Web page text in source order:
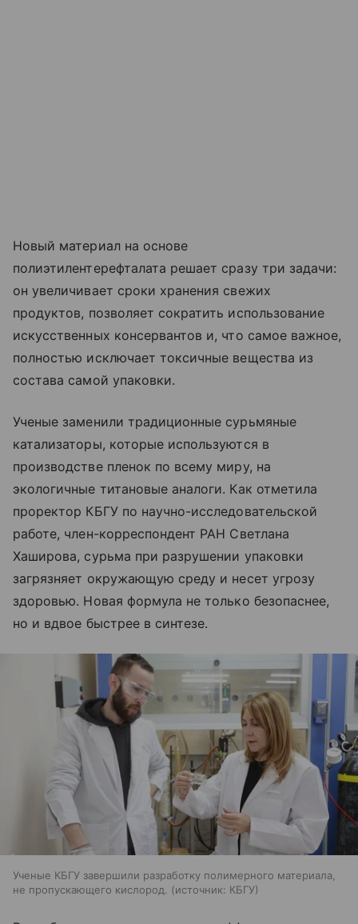
Новый материал на основе
полиэтилентерефталата решает сразу три задачи:
он увеличивает сроки хранения свежих
продуктов, позволяет сократить использование
искусственных консервантов и, что самое важное,
полностью исключает токсичные вещества из
состава самой упаковки.
Ученые заменили традиционные сурьмяные
катализаторы, которые используются в
производстве пленок по всему миру, на
экологичные титановые аналоги. Как отметила
проректор КБГУ по научно-исследовательской
работе, член-корреспондент РАН Светлана
Хаширова, сурьма при разрушении упаковки
загрязняет окружающую среду и несет угрозу
здоровью. Новая формула не только безопаснее,
но и вдвое быстрее в синтезе.
Ученые КБГУ завершили разработку полимерного материала,
не пропускающего кислород.
источник: КБГУ